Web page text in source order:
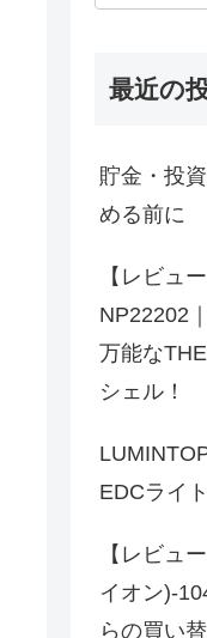
最近の
貯金・投
める前に
【レビュ
NP22202
万能な
シェル！
EDCライ
【レビュ
イオン)-
らの買い